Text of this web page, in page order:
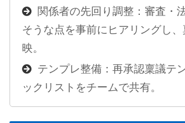
関係者の先回り調整：審査・
そうな点を事前にヒアリングし、
映。
テンプレ整備：再承認稟議テ
ックリストをチームで共有。